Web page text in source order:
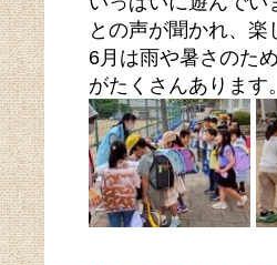
との声が聞かれ、
6月は雨や暑さのた
がたくさんあります